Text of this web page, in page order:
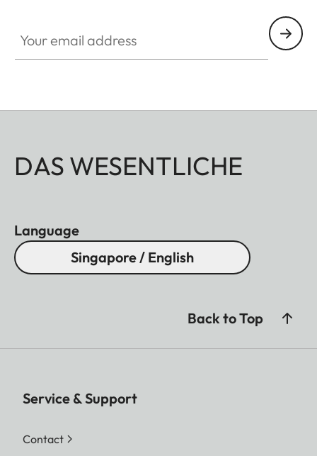
DAS WESENTLICHE
Language
Singapore / English
Back to Top
Service & Support
Contact